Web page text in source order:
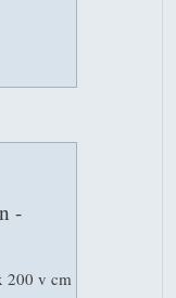
-
200 v cm